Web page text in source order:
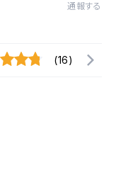
通報する
(16)